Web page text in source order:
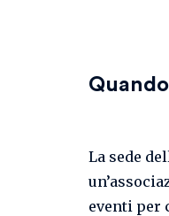
La sede
eventi per